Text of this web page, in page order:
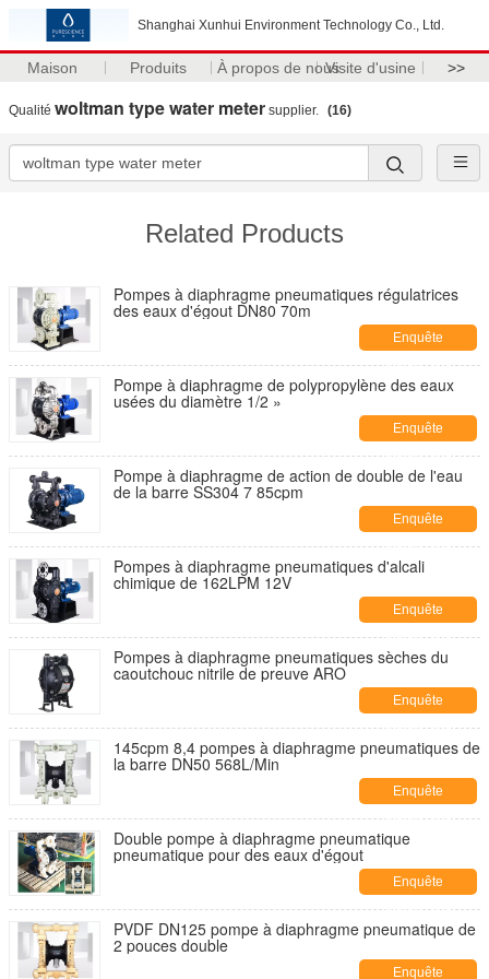
Shanghai Xunhui Environment Technology Co., Ltd.
Maison Produits À propos de nousVisite d'usine >>
Qualité woltman type water meter supplier. (16)
Related Products
Pompes à diaphragme pneumatiques régulatrices
des eaux d'égout DN80 70m
Enquête
maintenant
Pompe à diaphragme de polypropylène des eaux
usées du diamètre 1/2 »
Enquête
maintenant
Pompe à diaphragme de action de double de l'eau
de la barre SS304 7 85cpm
Enquête
maintenant
Pompes à diaphragme pneumatiques d'alcali
chimique de 162LPM 12V
Enquête
maintenant
Pompes à diaphragme pneumatiques sèches du
caoutchouc nitrile de preuve ARO
Enquête
maintenant
145cpm 8,4 pompes à diaphragme pneumatiques de
la barre DN50 568L/Min
Enquête
maintenant
Double pompe à diaphragme pneumatique
pneumatique pour des eaux d'égout
Enquête
maintenant
PVDF DN125 pompe à diaphragme pneumatique de
2 pouces double
Enquête